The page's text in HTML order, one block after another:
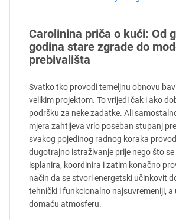
Carolinina priča o kući: Od
godina stare zgrade do
prebivališta
Svatko tko provodi temeljnu obnovu
velikim projektom. To vrijedi čak i ako
podršku za neke zadatke. Ali
mjera zahtijeva vrlo poseban stupanj
svakog pojedinog radnog koraka
dugotrajno istraživanje prije nego što se
isplanira, koordinira i zatim konačno
način da se stvori energetski učinkovit
tehnički i funkcionalno najsuvremeniji, a
domaću atmosferu.